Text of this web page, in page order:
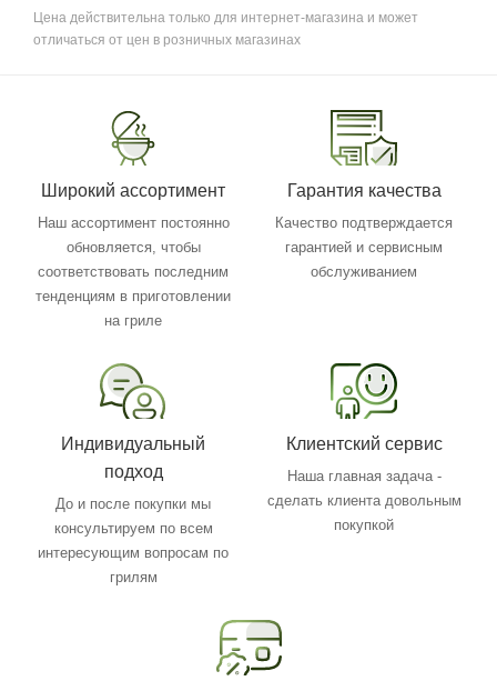
Цена действительна только для интернет-магазина и может
отличаться от цен в розничных магазинах
Широкий ассортимент
Наш ассортимент постоянно
обновляется, чтобы
соответствовать последним
тенденциям в приготовлении
на гриле
Гарантия качества
Качество подтверждается
гарантией и сервисным
обслуживанием
Индивидуальный
подход
До и после покупки мы
консультируем по всем
интересующим вопросам по
грилям
Клиентский сервис
Наша главная задача -
сделать клиента довольным
покупкой